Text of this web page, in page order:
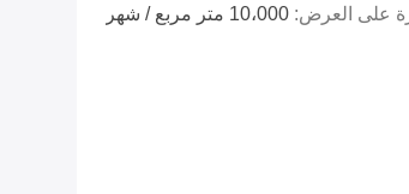
على العرض: 10،000 متر مربع / شهر